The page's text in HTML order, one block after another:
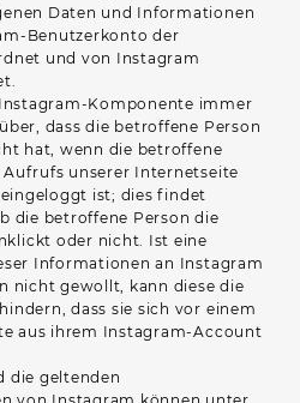
Daten und Informationen
Benutzerkonto der
und von Instagram
Komponente immer
dass die betroffene Person
hat, wenn die betroffene
unserer Internetseite
ist; dies findet
die betroffene Person die
oder nicht. Ist eine
Informationen an Instagram
nicht gewollt, kann diese die
dass sie sich vor einem
aus ihrem Instagram-Account
die geltenden